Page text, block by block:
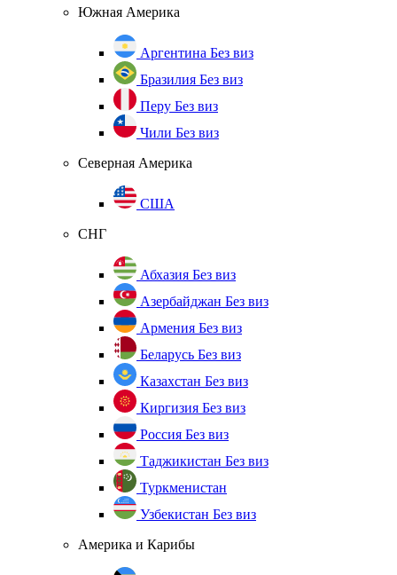
Южная Америка
Аргентина Без виз
Бразилия Без виз
Перу Без виз
Чили Без виз
Северная Америка
США
СНГ
Абхазия Без виз
Азербайджан Без виз
Армения Без виз
Беларусь Без виз
Казахстан Без виз
Киргизия Без виз
Россия Без виз
Таджикистан Без виз
Туркменистан
Узбекистан Без виз
Америка и Карибы